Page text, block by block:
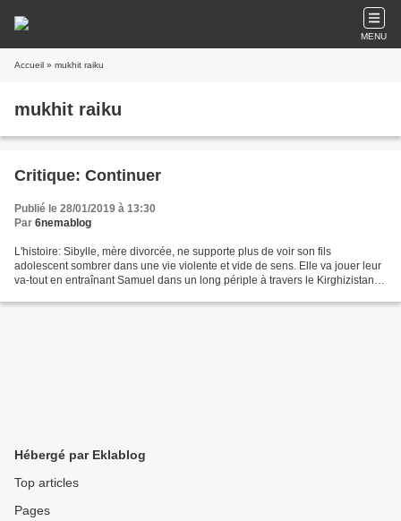
MENU
Accueil » mukhit raiku
mukhit raiku
Critique: Continuer
Publié le 28/01/2019 à 13:30
Par 6nemablog
L'histoire: Sibylle, mère divorcée, ne supporte plus de voir son fils
adolescent sombrer dans une vie violente et vide de sens. Elle va jouer leur
va-tout en entraînant Samuel dans un long périple à travers le Kirghizistan.
Hébergé par Eklablog
Top articles
Pages